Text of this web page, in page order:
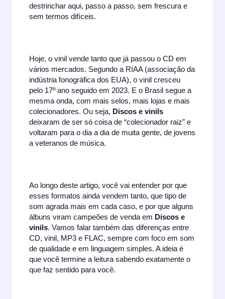
destrinchar aqui, passo a passo, sem frescura e
sem termos difíceis.
Hoje, o vinil vende tanto que já passou o CD em
vários mercados. Segundo a RIAA (associação da
indústria fonográfica dos EUA), o vinil cresceu
pelo 17º ano seguido em 2023. E o Brasil segue a
mesma onda, com mais selos, mais lojas e mais
colecionadores. Ou seja, Discos e vinils
deixaram de ser só coisa de “colecionador raiz” e
voltaram para o dia a dia de muita gente, de jovens
a veteranos de música.
Ao longo deste artigo, você vai entender por que
esses formatos ainda vendem tanto, que tipo de
som agrada mais em cada caso, e por que alguns
álbuns viram campeões de venda em Discos e
vinils. Vamos falar também das diferenças entre
CD, vinil, MP3 e FLAC, sempre com foco em som
de qualidade e em linguagem simples. A ideia é
que você termine a leitura sabendo exatamente o
que faz sentido para você.